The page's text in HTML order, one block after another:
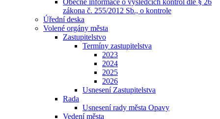
Obecné informace o výsledcích kontrol dle § 26
zákona č. 255/2012 Sb., o kontrole
Úřední deska
Volené orgány města
Zastupitelstvo
Termíny zastupitelstva
2023
2024
2025
2026
Usnesení Zastupitelstva
Rada
Usnesení rady města Opavy
Vedení města